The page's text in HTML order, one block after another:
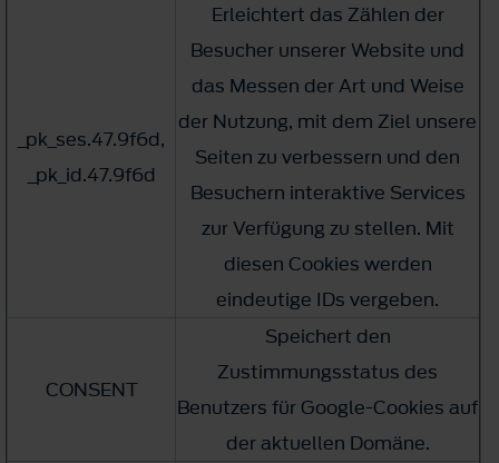
_pk_ses.47.9f6d,
_pk_id.47.9f6d
Erleichtert das Zählen der
Besucher unserer Website und
das Messen der Art und Weise
der Nutzung, mit dem Ziel unsere
Seiten zu verbessern und den
Besuchern interaktive Services
zur Verfügung zu stellen. Mit
diesen Cookies werden
eindeutige IDs vergeben.
CONSENT
Speichert den
Zustimmungsstatus des
Benutzers für Google-Cookies auf
der aktuellen Domäne.